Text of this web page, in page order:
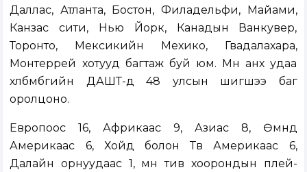
Даллас, Атланта, Бостон, Филадельфи, Майами,
Канзас сити, Нью Йорк, Канадын Ванкувер,
Торонто, Мексикийн Мехико, Гвадалахара,
Монтеррей хотууд багтаж буй юм. Мөн анх удаа
хөлбөмбөгийн ДАШТ-д 48 улсын шигшээ баг
оролцоно.
Европоос 16, Африкаас 9, Азиас 8, Өмнөд
Америкаас 6, Хойд болон Төв Америкаас 6,
Далайн орнуудаас 1, мөн тив хоорондын плей-